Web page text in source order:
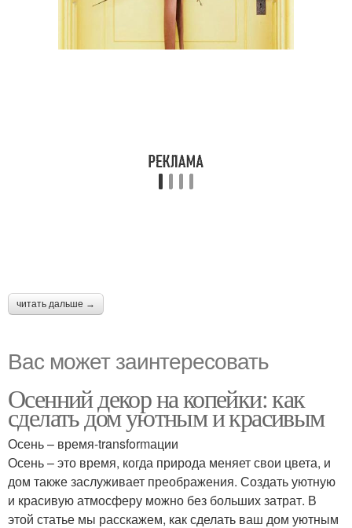
читать дальше →
Вас может заинтересовать
Осенний декор на копейки: как
сделать дом уютным и красивым
Осень – время-transformации
Осень – это время, когда природа меняет свои цвета, и
дом также заслуживает преображения. Создать уютную
и красивую атмосферу можно без больших затрат. В
этой статье мы расскажем, как сделать ваш дом уютным